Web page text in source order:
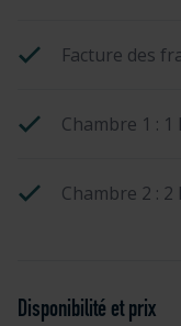
Facture des
Chambre 1 :
Chambre 2 :
Disponibilité et prix